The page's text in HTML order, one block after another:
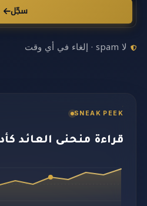
سجّل
لا spam · إلغاء في أي وقت
SNEAK PEEK
قراءة منحنى العائد